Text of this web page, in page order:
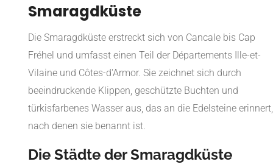
Smaragdküste
Die Smaragdküste erstreckt sich von Cancale bis Cap
Fréhel und umfasst einen Teil der Départements Ille-et-
Vilaine und Côtes-d'Armor. Sie zeichnet sich durch
beeindruckende Klippen, geschützte Buchten und
türkisfarbenes Wasser aus, das an die Edelsteine erinnert,
nach denen sie benannt ist.
Die Städte der Smaragdküste